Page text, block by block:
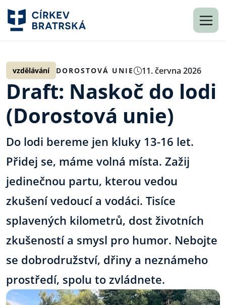
vzdělávání DOROSTOVÁ UNIE 11. června 2026
Draft: Naskoč do lodi
(Dorostová unie)
Do lodi bereme jen kluky 13-16 let.
Přidej se, máme volná místa. Zažij
jedinečnou partu, kterou vedou
zkušení vedoucí a vodáci. Tisíce
splavených kilometrů, dost životních
zkušeností a smysl pro humor. Nebojte
se dobrodružství, dřiny a neznámeho
prostředí, spolu to zvládnete.